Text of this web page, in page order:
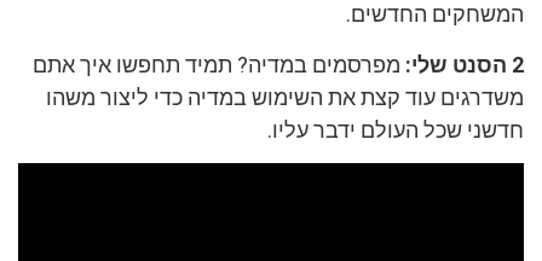
המשחקים החדשים.
2 הסנט שלי:
מפרסמים במדיה? תמיד תחפשו איך אתם
משדרגים עוד קצת את השימוש במדיה כדי ליצור משהו
חדשני שכל העולם ידבר עליו.